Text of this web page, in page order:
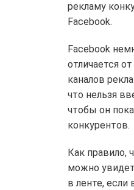
рекламу
Facebook.
Facebook
отличается
каналов
что нельзя
чтобы он
конкурентов.
Как правило,
можно
в ленте, если